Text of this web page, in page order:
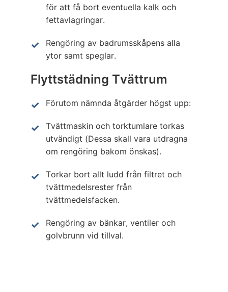
för att få bort eventuella kalk och
fettavlagringar.
Rengöring av badrumsskåpens alla
ytor samt speglar.
Flyttstädning Tvättrum
Förutom nämnda åtgärder högst upp:
Tvättmaskin och torktumlare torkas
utvändigt (Dessa skall vara utdragna
om rengöring bakom önskas).
Torkar bort allt ludd från filtret och
tvättmedelsrester från
tvättmedelsfacken.
Rengöring av bänkar, ventiler och
golvbrunn vid tillval.